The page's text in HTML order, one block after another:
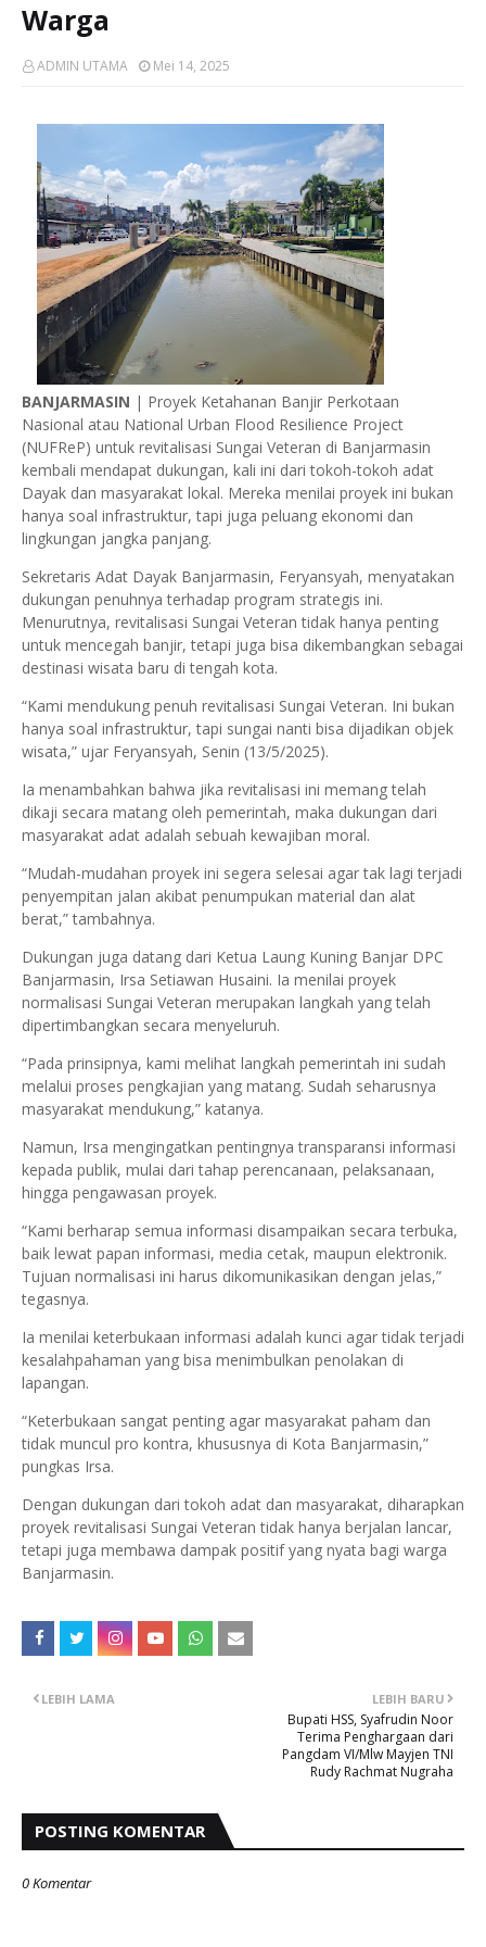
Warga
ADMIN UTAMA Mei 14, 2025
BANJARMASIN | Proyek Ketahanan Banjir Perkotaan
Nasional atau National Urban Flood Resilience Project
(NUFReP) untuk revitalisasi Sungai Veteran di Banjarmasin
kembali mendapat dukungan, kali ini dari tokoh-tokoh adat
Dayak dan masyarakat lokal. Mereka menilai proyek ini bukan
hanya soal infrastruktur, tapi juga peluang ekonomi dan
lingkungan jangka panjang.
Sekretaris Adat Dayak Banjarmasin, Feryansyah, menyatakan
dukungan penuhnya terhadap program strategis ini.
Menurutnya, revitalisasi Sungai Veteran tidak hanya penting
untuk mencegah banjir, tetapi juga bisa dikembangkan sebagai
destinasi wisata baru di tengah kota.
“Kami mendukung penuh revitalisasi Sungai Veteran. Ini bukan
hanya soal infrastruktur, tapi sungai nanti bisa dijadikan objek
wisata,” ujar Feryansyah, Senin (13/5/2025).
Ia menambahkan bahwa jika revitalisasi ini memang telah
dikaji secara matang oleh pemerintah, maka dukungan dari
masyarakat adat adalah sebuah kewajiban moral.
“Mudah-mudahan proyek ini segera selesai agar tak lagi terjadi
penyempitan jalan akibat penumpukan material dan alat
berat,” tambahnya.
Dukungan juga datang dari Ketua Laung Kuning Banjar DPC
Banjarmasin, Irsa Setiawan Husaini. Ia menilai proyek
normalisasi Sungai Veteran merupakan langkah yang telah
dipertimbangkan secara menyeluruh.
“Pada prinsipnya, kami melihat langkah pemerintah ini sudah
melalui proses pengkajian yang matang. Sudah seharusnya
masyarakat mendukung,” katanya.
Namun, Irsa mengingatkan pentingnya transparansi informasi
kepada publik, mulai dari tahap perencanaan, pelaksanaan,
hingga pengawasan proyek.
“Kami berharap semua informasi disampaikan secara terbuka,
baik lewat papan informasi, media cetak, maupun elektronik.
Tujuan normalisasi ini harus dikomunikasikan dengan jelas,”
tegasnya.
Ia menilai keterbukaan informasi adalah kunci agar tidak terjadi
kesalahpahaman yang bisa menimbulkan penolakan di
lapangan.
“Keterbukaan sangat penting agar masyarakat paham dan
tidak muncul pro kontra, khususnya di Kota Banjarmasin,”
pungkas Irsa.
Dengan dukungan dari tokoh adat dan masyarakat, diharapkan
proyek revitalisasi Sungai Veteran tidak hanya berjalan lancar,
tetapi juga membawa dampak positif yang nyata bagi warga
Banjarmasin.
LEBIH BARU
Bupati HSS, Syafrudin Noor
Terima Penghargaan dari
Pangdam VI/Mlw Mayjen TNI
Rudy Rachmat Nugraha
LEBIH LAMA
POSTING KOMENTAR
0 Komentar